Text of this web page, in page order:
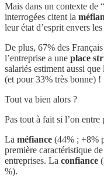
Mais dans un contexte de
interrogées citent la
leur état d’esprit envers
De plus, 67% des
l’entreprise a une place
salariés estiment aussi que
(et pour 33% très bonne) !
Tout va bien alors ?
Pas tout à fait si l’on entre
La méfiance (44% ; +8%
première caractéristique
entreprises. La confiance
%).